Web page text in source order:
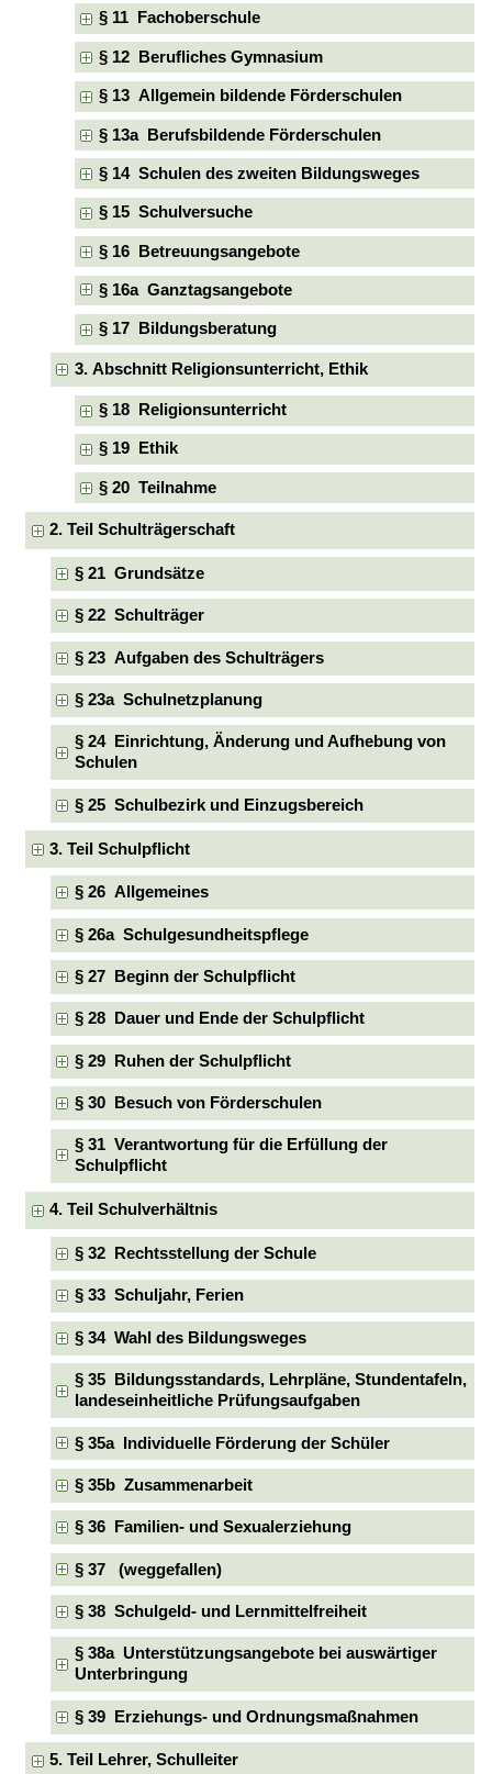
§ 11 Fachoberschule
§ 12 Berufliches Gymnasium
§ 13 Allgemein bildende Förderschulen
§ 13a Berufsbildende Förderschulen
§ 14 Schulen des zweiten Bildungsweges
§ 15 Schulversuche
§ 16 Betreuungsangebote
§ 16a Ganztagsangebote
§ 17 Bildungsberatung
3. Abschnitt Religionsunterricht, Ethik
§ 18 Religionsunterricht
§ 19 Ethik
§ 20 Teilnahme
2. Teil Schulträgerschaft
§ 21 Grundsätze
§ 22 Schulträger
§ 23 Aufgaben des Schulträgers
§ 23a Schulnetzplanung
§ 24 Einrichtung, Änderung und Aufhebung von
Schulen
§ 25 Schulbezirk und Einzugsbereich
3. Teil Schulpflicht
§ 26 Allgemeines
§ 26a Schulgesundheitspflege
§ 27 Beginn der Schulpflicht
§ 28 Dauer und Ende der Schulpflicht
§ 29 Ruhen der Schulpflicht
§ 30 Besuch von Förderschulen
§ 31 Verantwortung für die Erfüllung der
Schulpflicht
4. Teil Schulverhältnis
§ 32 Rechtsstellung der Schule
§ 33 Schuljahr, Ferien
§ 34 Wahl des Bildungsweges
§ 35 Bildungsstandards, Lehrpläne, Stundentafeln,
landeseinheitliche Prüfungsaufgaben
§ 35a Individuelle Förderung der Schüler
§ 35b Zusammenarbeit
§ 36 Familien- und Sexualerziehung
§ 37 (weggefallen)
§ 38 Schulgeld- und Lernmittelfreiheit
§ 38a Unterstützungsangebote bei auswärtiger
Unterbringung
§ 39 Erziehungs- und Ordnungsmaßnahmen
5. Teil Lehrer, Schulleiter